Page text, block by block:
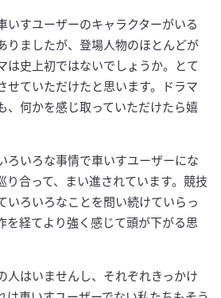
すユーザーのキャラクターがいる
りましたが、登場人物のほとんどが
は史上初ではないでしょうか。とて
せていただけたと思います。ドラマ
、何かを感じ取っていただけたら嬉
ろいろな事情で車いすユーザーにな
り合って、まい進されています。競技
いろいろなことを問い続けていらっ
を経てより強く感じて頭が下がる思
人はいませんし、それぞれきっかけ